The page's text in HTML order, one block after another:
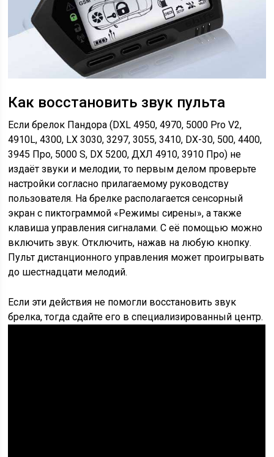
Как восстановить звук пульта
Если брелок Пандора (DXL 4950, 4970, 5000 Pro V2,
4910L, 4300, LX 3030, 3297, 3055, 3410, DX-30, 500, 4400,
3945 Про, 5000 S, DX 5200, ДХЛ 4910, 3910 Про) не
издаёт звуки и мелодии, то первым делом проверьте
настройки согласно прилагаемому руководству
пользователя. На брелке располагается сенсорный
экран с пиктограммой «Режимы сирены», а также
клавиша управления сигналами. С её помощью можно
включить звук. Отключить, нажав на любую кнопку.
Пульт дистанционного управления может проигрывать
до шестнадцати мелодий.
Если эти действия не помогли восстановить звук
брелка, тогда сдайте его в специализированный центр.